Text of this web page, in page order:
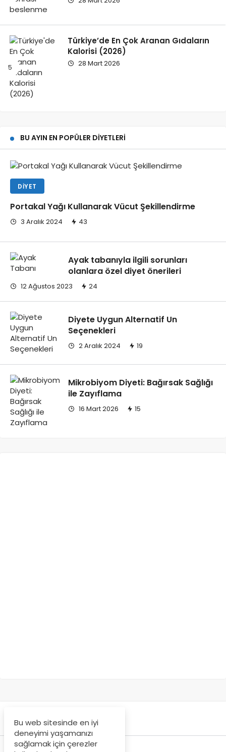
Türkiye’de En Çok Aranan Gıdaların
Kalorisi (2026)
28 Mart 2026
BU AYIN EN POPÜLER DIYETLERI
DIYET
Portakal Yağı Kullanarak Vücut Şekillendirme
3 Aralık 2024 43
Ayak tabanıyla ilgili sorunları
olanlara özel diyet önerileri
12 Ağustos 2023 24
Diyete Uygun Alternatif Un
Seçenekleri
2 Aralık 2024 19
Mikrobiyom Diyeti: Bağırsak Sağlığı
ile Zayıflama
16 Mart 2026 15
Bu web sitesinde en iyi
deneyimi yaşamanızı
sağlamak için çerezler